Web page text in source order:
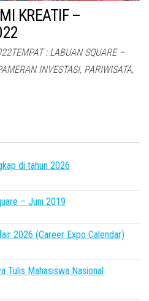
KREATIF –
: LABUAN SQUARE –
INVESTASI, PARIWISATA,
di tahun 2026
– Juni 2019
2026 (Career Expo Calendar)
Tulis Mahasiswa Nasional